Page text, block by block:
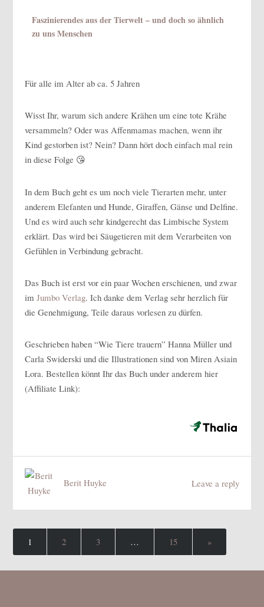
Faszinierendes aus der Tierwelt – und doch so ähnlich
zu uns Menschen
Für alle im Alter ab ca. 5 Jahren
Wisst Ihr, warum sich andere Krähen um eine tote Krähe
versammeln? Oder was Affenmamas machen, wenn ihr
Kind gestorben ist? Nein? Dann hört doch einfach mal rein
in diese Folge 😘
In dem Buch geht es um noch viele Tierarten mehr, unter
anderem Elefanten und Hunde, Giraffen, Gänse und Delfine.
Und es wird auch sehr kindgerecht das Limbische System
erklärt. Das wird bei Säugetieren mit dem Verarbeiten von
Gefühlen in Verbindung gebracht.
Das Buch ist erst vor ein paar Wochen erschienen, und zwar
imJumbo Verlag. Ich danke dem Verlag sehr herzlich für
die Genehmigung, Teile daraus vorlesen zu dürfen.
Geschrieben haben “Wie Tiere trauern” Hanna Müller und
Carla Swiderski und die Illustrationen sind von Miren Asiain
Lora. Bestellen könnt Ihr das Buch under anderem hier
(Affiliate Link):
Leave a reply
Berit Huyke
1 2 3 … 15 »